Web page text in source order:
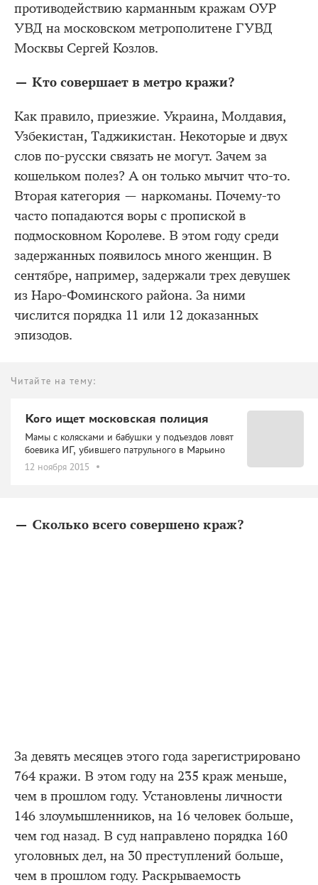
противодействию карманным кражам ОУР
УВД на московском метрополитене ГУВД
Москвы Сергей Козлов.
— Кто совершает в метро кражи?
Как правило, приезжие. Украина, Молдавия,
Узбекистан, Таджикистан. Некоторые и двух
слов по-русски связать не могут. Зачем за
кошельком полез? А он только мычит что-то.
Вторая категория — наркоманы. Почему-то
часто попадаются воры с пропиской в
подмосковном Королеве. В этом году среди
задержанных появилось много женщин. В
сентябре, например, задержали трех девушек
из Наро-Фоминского района. За ними
числится порядка 11 или 12 доказанных
эпизодов.
Читайте на тему:
Кого ищет московская полиция
Мамы с колясками и бабушки у подъездов ловят
боевика ИГ, убившего патрульного в Марьино
12 ноября 2015
— Сколько всего совершено краж?
За девять месяцев этого года зарегистрировано
764 кражи. В этом году на 235 краж меньше,
чем в прошлом году. Установлены личности
146 злоумышленников, на 16 человек больше,
чем год назад. В суд направлено порядка 160
уголовных дел, на 30 преступлений больше,
чем в прошлом году. Раскрываемость